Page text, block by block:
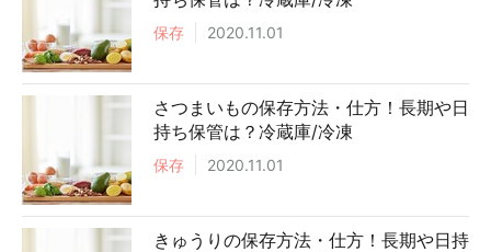
保存 2020.11.01
さつまいもの保存方法・仕方！長期や日
持ち保管は？冷蔵庫/冷凍
保存 2020.11.01
きゅうりの保存方法・仕方！長期や日持